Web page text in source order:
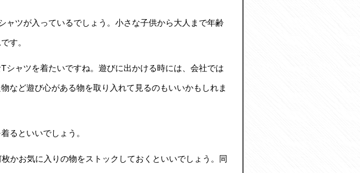
ャツが入っているでしょう。小さな子供から大人まで年齢
す。
シャツを着たいですね。遊びに出かける時には、会社では
など遊び心がある物を取り入れて見るのもいいかもしれま
るといいでしょう。
かお気に入りの物をストックしておくといいでしょう。同